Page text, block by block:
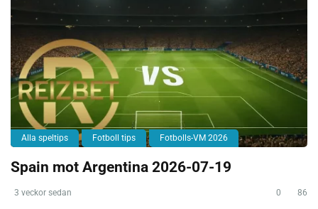
Alla speltips Fotboll tips Fotbolls-VM 2026
Spain mot Argentina 2026-07-19
3 veckor sedan 0 86